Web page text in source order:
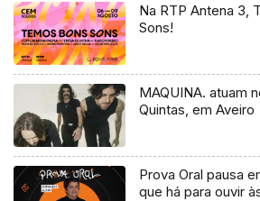
Na RTP Antena 3,
Sons!
MAQUINA. atuam
Quintas, em Aveiro
Prova Oral pausa
que há para ouvir